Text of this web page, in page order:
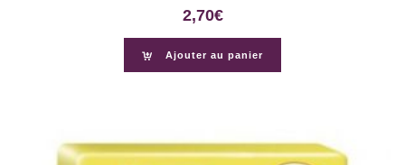
2,70€
Ajouter au panier